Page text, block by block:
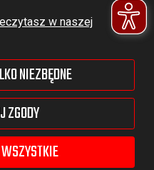
z o. o.
w naszej
NIEZBĘDNE
ZGODY